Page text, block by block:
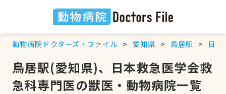
動物病院ドクターズ・ファイル 愛知県 鳥居駅 日本
鳥居駅(愛知県)、日本救急医学会救
急科専門医の獣医・動物病院一覧